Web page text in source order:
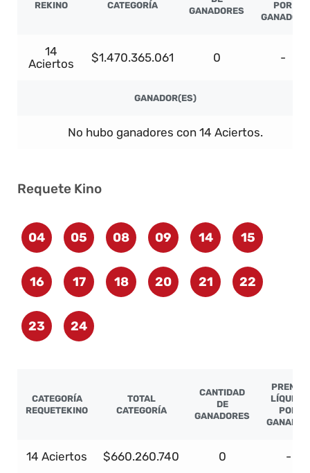
REKINO CATEGORÍA
GANADORES
POR
GANADOR
14
Aciertos
$1.470.365.061 0 -
GANADOR(ES)
No hubo ganadores con 14 Aciertos.
Requete Kino
04 05 08 09 14 15
16 17 18 20 21 22
23 24
CATEGORÍA
REQUETEKINO
TOTAL
CATEGORÍA
CANTIDAD
DE
GANADORES
PREMIO
LÍQUIDO
POR
GANADOR
14 Aciertos $660.260.740 0 -